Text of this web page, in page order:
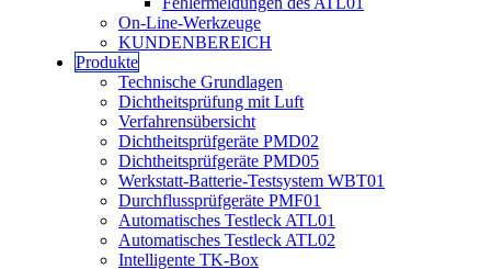
On-Line-Werkzeuge
KUNDENBEREICH
Produkte
Technische Grundlagen
Dichtheitsprüfung mit Luft
Verfahrensübersicht
Dichtheitsprüfgeräte PMD02
Dichtheitsprüfgeräte PMD05
Werkstatt-Batterie-Testsystem WBT01
Durchflussprüfgeräte PMF01
Automatisches Testleck ATL01
Automatisches Testleck ATL02
Intelligente TK-Box